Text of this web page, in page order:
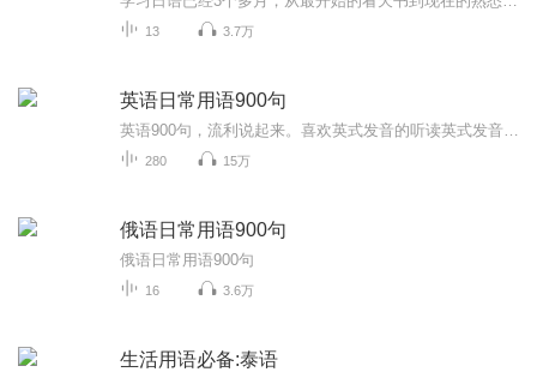
13 3.7万
英语日常用语900句
280 15万
俄语日常用语900句
俄语日常用语900句
16 3.6万
生活用语必备:泰语